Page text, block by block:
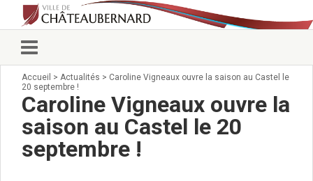
Vie municipale
Élus
Conseillers municipaux
Commissions 2026
Prendre rendez-vous
Accueil > Actualités > Caroline Vigneaux ouvre la saison au Castel le
20 septembre !
Caroline Vigneaux ouvre la
saison au Castel le 20
septembre !